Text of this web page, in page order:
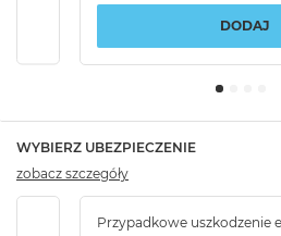
DODAJ
WYBIERZ UBEZPIECZENIE
Przypadkowe uszkodzenie
zobacz szczegóły